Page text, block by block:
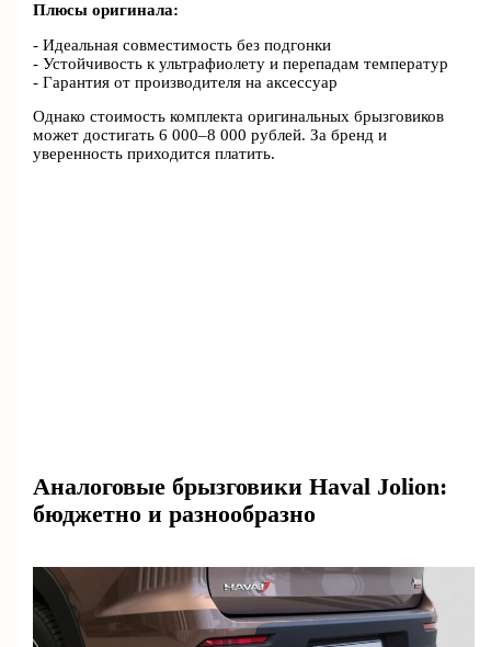
Плюсы оригинала:
- Идеальная совместимость без подгонки
- Устойчивость к ультрафиолету и перепадам температур
- Гарантия от производителя на аксессуар
Однако стоимость комплекта оригинальных брызговиков
может достигать 6 000–8 000 рублей. За бренд и
уверенность приходится платить.
Аналоговые брызговики Haval Jolion:
бюджетно и разнообразно